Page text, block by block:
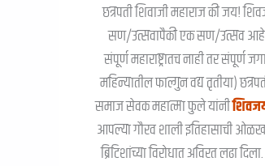
छत्रपती शिवाजी महाराज की जय!
सण/उत्सवापैकी एक सण/उत्सव आहे.
संपूर्ण महाराष्ट्रातच नाही तर संपूर्ण
महिन्यातील फाल्गुन वद्य तृतीया)
समाज सेवक महात्मा फुले यांनी
आपल्या गौरव शाली इतिहासाची ओळख
ब्रिटिशांच्या विरोधात अविरत लढा